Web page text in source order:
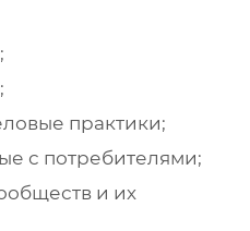
практики;
с потребителями;
и их